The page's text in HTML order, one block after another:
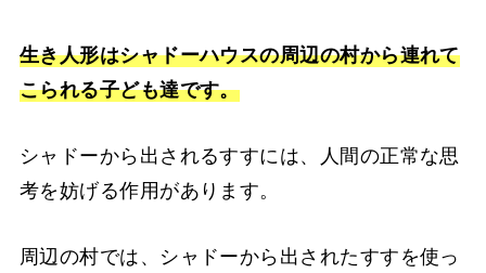
生き人形はシャドーハウスの周辺の村から連れて
こられる子ども達です。
シャドーから出されるすすには、人間の正常な思
考を妨げる作用があります。
周辺の村では、シャドーから出されたすすを使っ